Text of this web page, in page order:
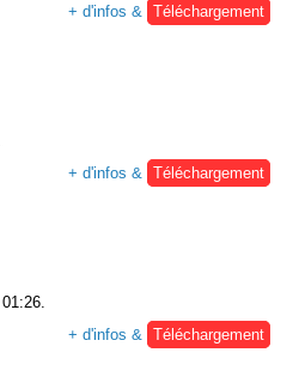
+ d'infos &
Téléchargement
+ d'infos &
Téléchargement
+ d'infos &
Téléchargement